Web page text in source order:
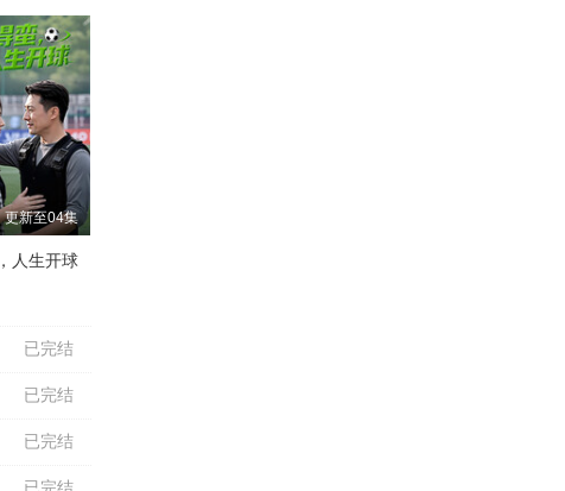
更新至04集
人生开球
已完结
已完结
已完结
已完结